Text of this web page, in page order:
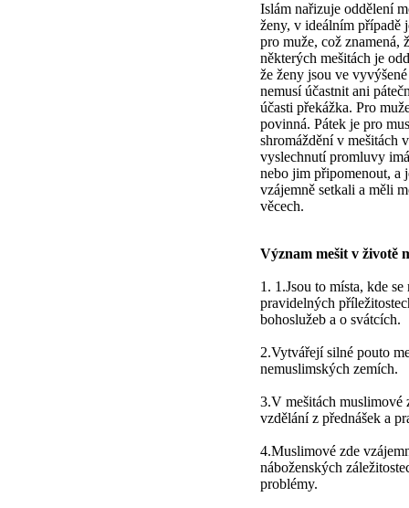
Islám nařizuje oddělení
ženy, v ideálním případě
pro muže, což znamená,
některých mešitách je
že ženy jsou ve
nemusí účastnit ani
účasti překážka. Pro
povinná. Pátek je pro
shromáždění v mešitách
vyslechnutí promluvy
nebo jim připomenout, a
vzájemně setkali a měli
věcech.
Význam mešit v životě
1. 1.Jsou to místa, kde
pravidelných
bohoslužeb a o svátcích.
2.Vytvářejí silné pouto
nemuslimských zemích.
3.V mešitách muslimové
vzdělání z přednášek a
4.Muslimové zde
náboženských
problémy.